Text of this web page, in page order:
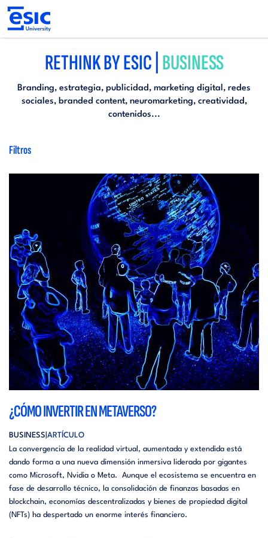
Pasar
contenido
RETHINK BY ESIC | BUSINESS
Branding, estrategia, publicidad, marketing digital, redes
sociales, branded content, neuromarketing, creatividad,
contenidos...
Filtros
¿CÓMO INVERTIR EN METAVERSO?
BUSINESS ARTÍCULO
La convergencia de la realidad virtual, aumentada y extendida está
dando forma a una nueva dimensión inmersiva liderada por gigantes
como Microsoft, Nvidia o Meta. Aunque el ecosistema se encuentra en
fase de desarrollo técnico, la consolidación de finanzas basadas en
blockchain, economías descentralizadas y bienes de propiedad digital
(NFTs) ha despertado un enorme interés financiero.